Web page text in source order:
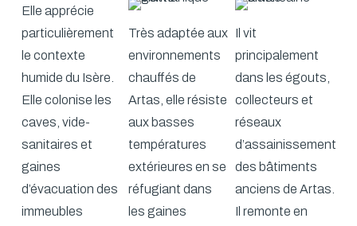
Elle apprécie
particulièrement
le contexte
humide du Isère.
Elle colonise les
caves, vide-
sanitaires et
gaines
d’évacuation des
immeubles
Très adaptée aux
environnements
chauffés de
Artas, elle résiste
aux basses
températures
extérieures en se
réfugiant dans
les gaines
Il vit
principalement
dans les égouts,
collecteurs et
réseaux
d’assainissement
des bâtiments
anciens de Artas.
Il remonte en